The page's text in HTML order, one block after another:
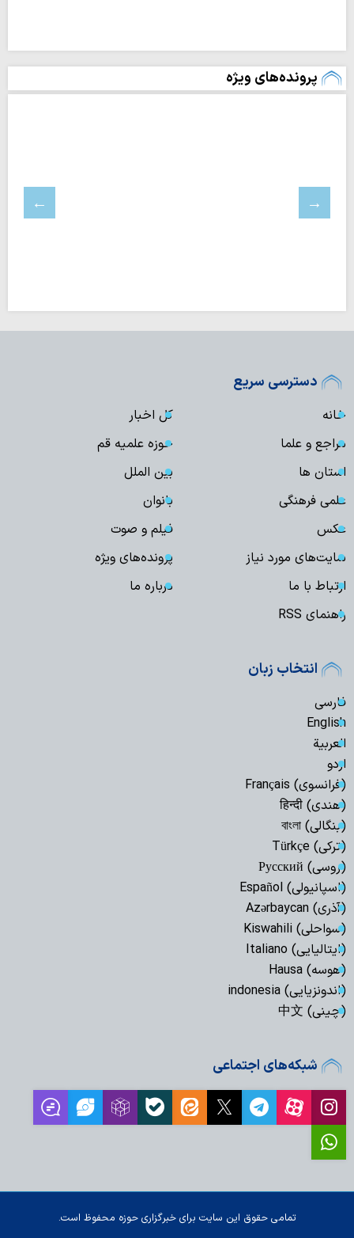
پرونده‌های ویژه
دسترسی سریع
خانه
کل اخبار
مراجع و علما
حوزه علمیه قم
استان ها
بین الملل
علمی فرهنگی
بانوان
عکس
فیلم و صوت
سایت‌های مورد نیاز
پرونده‌های ویژه
ارتباط با ما
درباره ما
راهنمای RSS
انتخاب زبان
فارسی
English
العربیة
اردو
(فرانسوی) Français
(هندی) हिन्दी
(بنگالی) বাংলা
(ترکی) Türkçe
(روسی) Русский
(اسپانیولی) Español
(آذری) Azərbaycan
(سواحلی) Kiswahili
(ایتالیایی) Italiano
(هوسه) Hausa
(اندونزیایی) indonesia
(چینی) 中文
شبکه‌های اجتماعی
تمامی حقوق این سایت برای خبرگزاری حوزه محفوظ است.